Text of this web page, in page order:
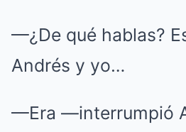
—¿De qué hablas?
Andrés y yo…
—Era —interrumpió